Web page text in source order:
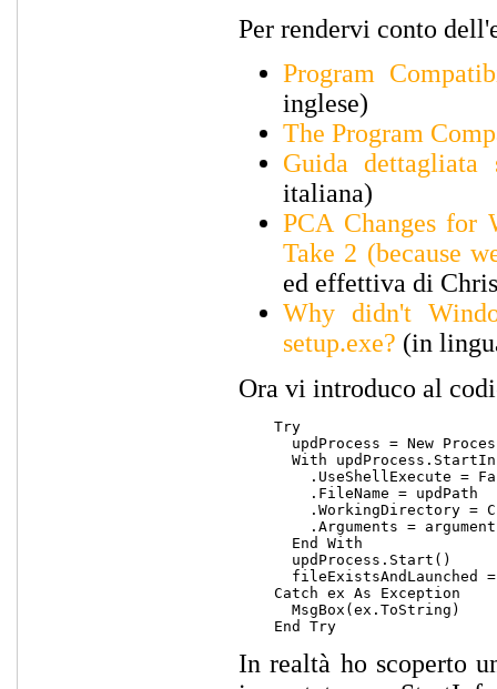
Per rendervi conto
Program
inglese)
The Program
Guida
italiana)
PCA Changes for
Take 2 (because
ed effettiva di
Why didn't
setup.exe? (in
Ora vi introduco al
    Try
updProcess = New
With
.UseShellExecute =
        .FileName = updPath
.WorkingDirectory =
.Arguments =
      End With
      updProcess.Start()
fileExistsAndLaunched
    Catch ex As Exception
      MsgBox(ex.ToString)
In realtà ho scoperto